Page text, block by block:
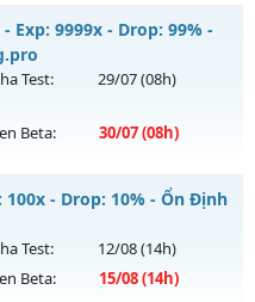
Exp: 9999x - Drop: 99% -
Test: 29/07(08h)
Beta: 30/07(08h)
https://muhoalong.pro
chủ
vào 08h ngày
100x - Drop: 10% - Ổn Định
Test: 12/08(14h)
Beta: 15/08(14h)